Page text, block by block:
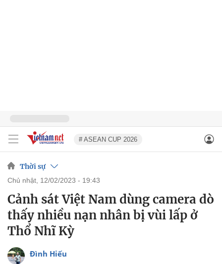
# ASEAN CUP 2026
Thời sự
chủ nhật, 12/02/2023 - 19:43
Cảnh sát Việt Nam dùng camera dò
thấy nhiều nạn nhân bị vùi lấp ở
Thổ Nhĩ Kỳ
Đình Hiếu